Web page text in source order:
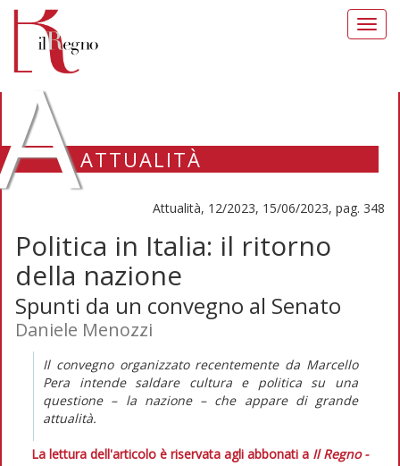
ATTUALITÀ
Attualità, 12/2023, 15/06/2023, pag. 348
Politica in Italia: il ritorno
della nazione
Spunti da un convegno al Senato
Daniele Menozzi
Il convegno organizzato recentemente da Marcello
Pera intende saldare cultura e politica su una
questione – la nazione – che appare di grande
attualità.
La lettura dell'articolo è riservata agli abbonati a Il Regno -